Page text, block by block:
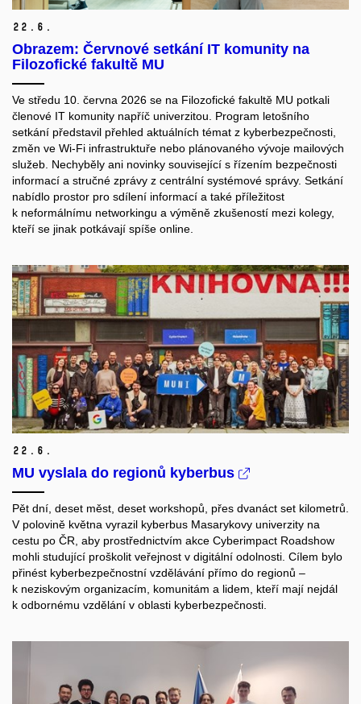
22. 6.
Obrazem: Červnové setkání IT komunity na
Filozofické fakultě MU
Ve středu 10. června 2026 se na Filozofické fakultě MU potkali
členové IT komunity napříč univerzitou. Program letošního
setkání představil přehled aktuálních témat z kyberbezpečnosti,
změn ve Wi‑Fi infrastruktuře nebo plánovaného vývoje mailových
služeb. Nechyběly ani novinky související s řízením bezpečnosti
informací a stručné zprávy z centrální systémové správy. Setkání
nabídlo prostor pro sdílení informací a také příležitost
k neformálnímu networkingu a výměně zkušeností mezi kolegy,
kteří se jinak potkávají spíše online.
22. 6.
MU vyslala do regionů kyberbus
Pět dní, deset měst, deset workshopů, přes dvanáct set kilometrů.
V polovině května vyrazil kyberbus Masarykovy univerzity na
cestu po ČR, aby prostřednictvím akce Cyberimpact Roadshow
mohli studující proškolit veřejnost v digitální odolnosti. Cílem bylo
přinést kyberbezpečnostní vzdělávání přímo do regionů –
k neziskovým organizacím, komunitám a lidem, kteří mají nejdál
k odbornému vzdělání v oblasti kyberbezpečnosti.